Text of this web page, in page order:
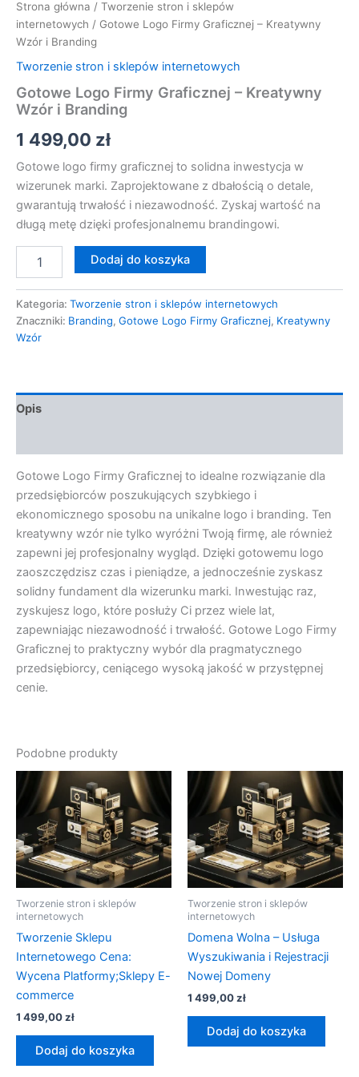
Strona główna / Tworzenie stron i sklepów
internetowych / Gotowe Logo Firmy Graficznej – Kreatywny
Wzór i Branding
Tworzenie stron i sklepów internetowych
Gotowe Logo Firmy Graficznej – Kreatywny
Wzór i Branding
1 499,00 zł
Gotowe logo firmy graficznej to solidna inwestycja w
wizerunek marki. Zaprojektowane z dbałością o detale,
gwarantują trwałość i niezawodność. Zyskaj wartość na
długą metę dzięki profesjonalnemu brandingowi.
Dodaj do koszyka
Kategoria: Tworzenie stron i sklepów internetowych
Znaczniki: Branding, Gotowe Logo Firmy Graficznej, Kreatywny
Wzór
Opis
Gotowe Logo Firmy Graficznej to idealne rozwiązanie dla
przedsiębiorców poszukujących szybkiego i
ekonomicznego sposobu na unikalne logo i branding. Ten
kreatywny wzór nie tylko wyróżni Twoją firmę, ale również
zapewni jej profesjonalny wygląd. Dzięki gotowemu logo
zaoszczędzisz czas i pieniądze, a jednocześnie zyskasz
solidny fundament dla wizerunku marki. Inwestując raz,
zyskujesz logo, które posłuży Ci przez wiele lat,
zapewniając niezawodność i trwałość. Gotowe Logo Firmy
Graficznej to praktyczny wybór dla pragmatycznego
przedsiębiorcy, ceniącego wysoką jakość w przystępnej
cenie.
Podobne produkty
Tworzenie stron i sklepów
internetowych
Tworzenie Sklepu
Internetowego Cena:
Wycena Platformy;Sklepy E-
commerce
1 499,00zł
Dodaj do koszyka
Tworzenie stron i sklepów
internetowych
Domena Wolna – Usługa
Wyszukiwania i Rejestracji
Nowej Domeny
1 499,00zł
Dodaj do koszyka